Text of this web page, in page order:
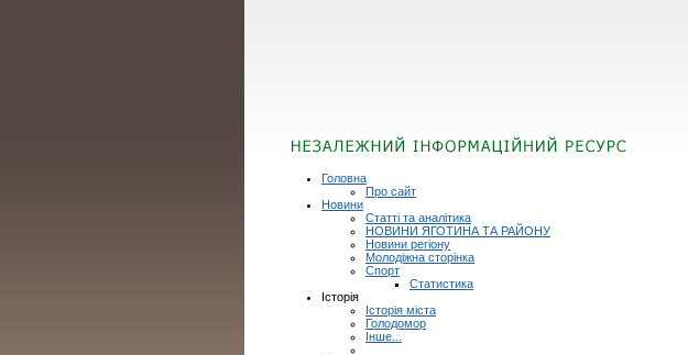
Головна
Про сайт
Новини
Статті та аналітика
НОВИНИ ЯГОТИНА ТА РАЙОНУ
Новини регіону
Молодіжна сторінка
Спорт
Статистика
Історія
Історія міста
Голодомор
Інше...